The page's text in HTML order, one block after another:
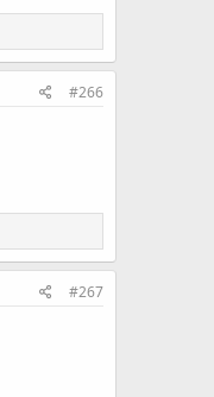
#266
#267